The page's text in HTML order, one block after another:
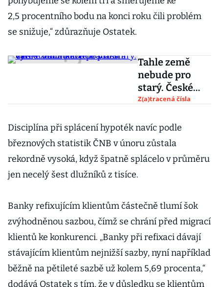
2,5 procentního bodu na konci roku čili problém
se snižuje,“ zdůrazňuje Ostatek.
Tahle země
nebude pro
starý. České
důchodové
valorizace po
vlastní ose
Z(a)tracená čísla
Disciplína při splácení hypoték navíc podle
březnových statistik ČNB v únoru zůstala
rekordně vysoká, když špatně splácelo v průměru
jen necelý šest dlužníků z tisíce.
Banky refixujícím klientům částečně tlumí šok
zvýhodněnou sazbou, čímž se chrání před migrací
klientů ke konkurenci. „Banky při refixaci dávají
stávajícím klientům nejnižší sazby, nyní například
běžně na pětileté sazbě už kolem 5,69 procenta,“
dodává Ostatek s tím, že v důsledku se klientům